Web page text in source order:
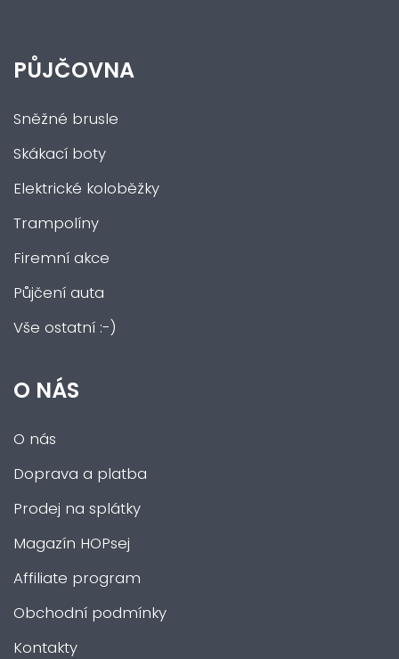
PŮJČOVNA
Sněžné brusle
Skákací boty
Elektrické koloběžky
Trampolíny
Firemní akce
Půjčení auta
Vše ostatní :-)
O NÁS
O nás
Doprava a platba
Prodej na splátky
Magazín HOPsej
Affiliate program
Obchodní podmínky
Kontakty